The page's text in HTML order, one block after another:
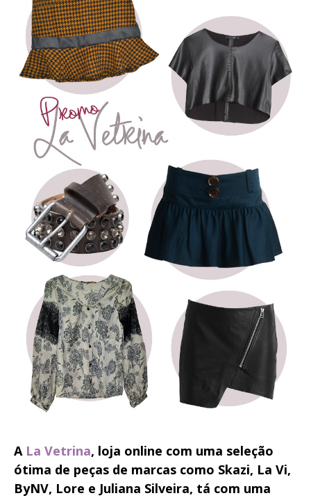
A La Vetrina, loja online com uma seleção
ótima de peças de marcas como Skazi, La Vi,
ByNV, Lore e Juliana Silveira, tá com uma